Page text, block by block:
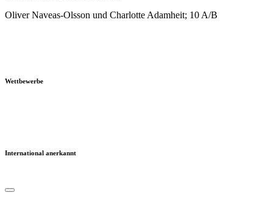
Oliver Naveas-Olsson und Charlotte Adamheit; 10 A/B
Wettbewerbe
International anerkannt